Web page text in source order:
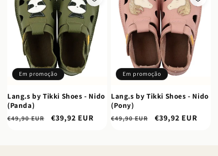
Em promoção
Lang.s by Tikki Shoes - Nido
(Panda)
Preço
€49,90 EUR
Preço
€39,92 EUR
Em promoção
Lang.s by Tikki Shoes - Nido
(Pony)
Preço
€49,90 EUR
Preço
€39,92 EUR